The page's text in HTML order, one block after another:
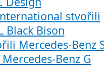
Mercedes-Benz